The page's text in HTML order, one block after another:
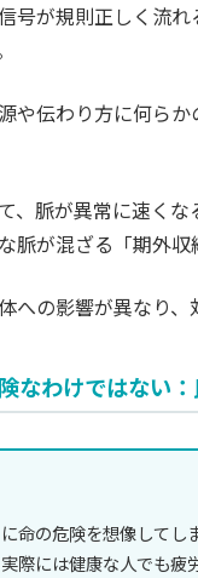
号が規則正しく流
や伝わり方に何ら
、脈が異常に速く
脈が混ざる「期外
への影響が異なり、
なわけではない
命の危険を想像してし
際には健康な人でも疲